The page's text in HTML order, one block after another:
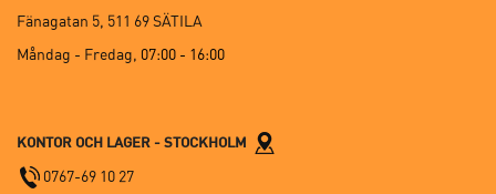
Fänagatan 5, 511 69 SÄTILA
Måndag - Fredag, 07:00 - 16:00
KONTOR OCH LAGER - STOCKHOLM
0767-69 10 27